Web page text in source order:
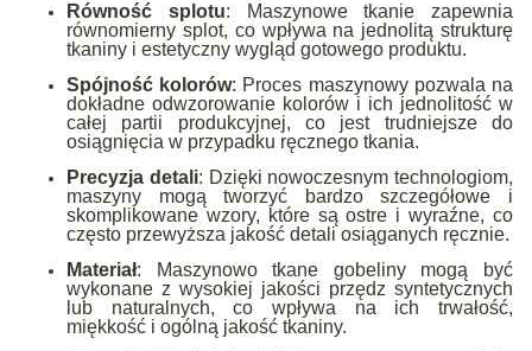
Równość splotu: Maszynowe tkanie zapewnia
równomierny splot, co wpływa na jednolitą strukturę
tkaniny i estetyczny wygląd gotowego produktu.
Spójność kolorów: Proces maszynowy pozwala na
dokładne odwzorowanie kolorów i ich jednolitość w
całej partii produkcyjnej, co jest trudniejsze do
osiągnięcia w przypadku ręcznego tkania.
Precyzja detali: Dzięki nowoczesnym technologiom,
maszyny mogą tworzyć bardzo szczegółowe i
skomplikowane wzory, które są ostre i wyraźne, co
często przewyższa jakość detali osiąganych ręcznie.
Materiał: Maszynowo tkane gobeliny mogą być
wykonane z wysokiej jakości przędz syntetycznych
lub naturalnych, co wpływa na ich trwałość,
miękkość i ogólną jakość tkaniny.